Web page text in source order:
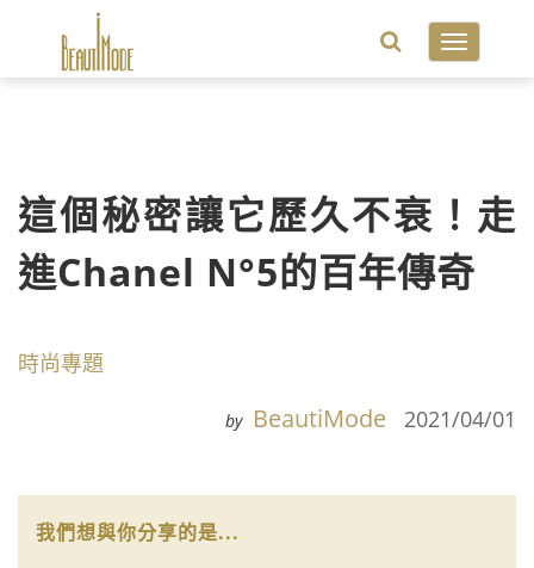
Toggle
這個秘密讓它歷久不衰！走
進Chanel N°5的百年傳奇
時尚專題
by BeautiMode 2021/04/01
我們想與你分享的是...